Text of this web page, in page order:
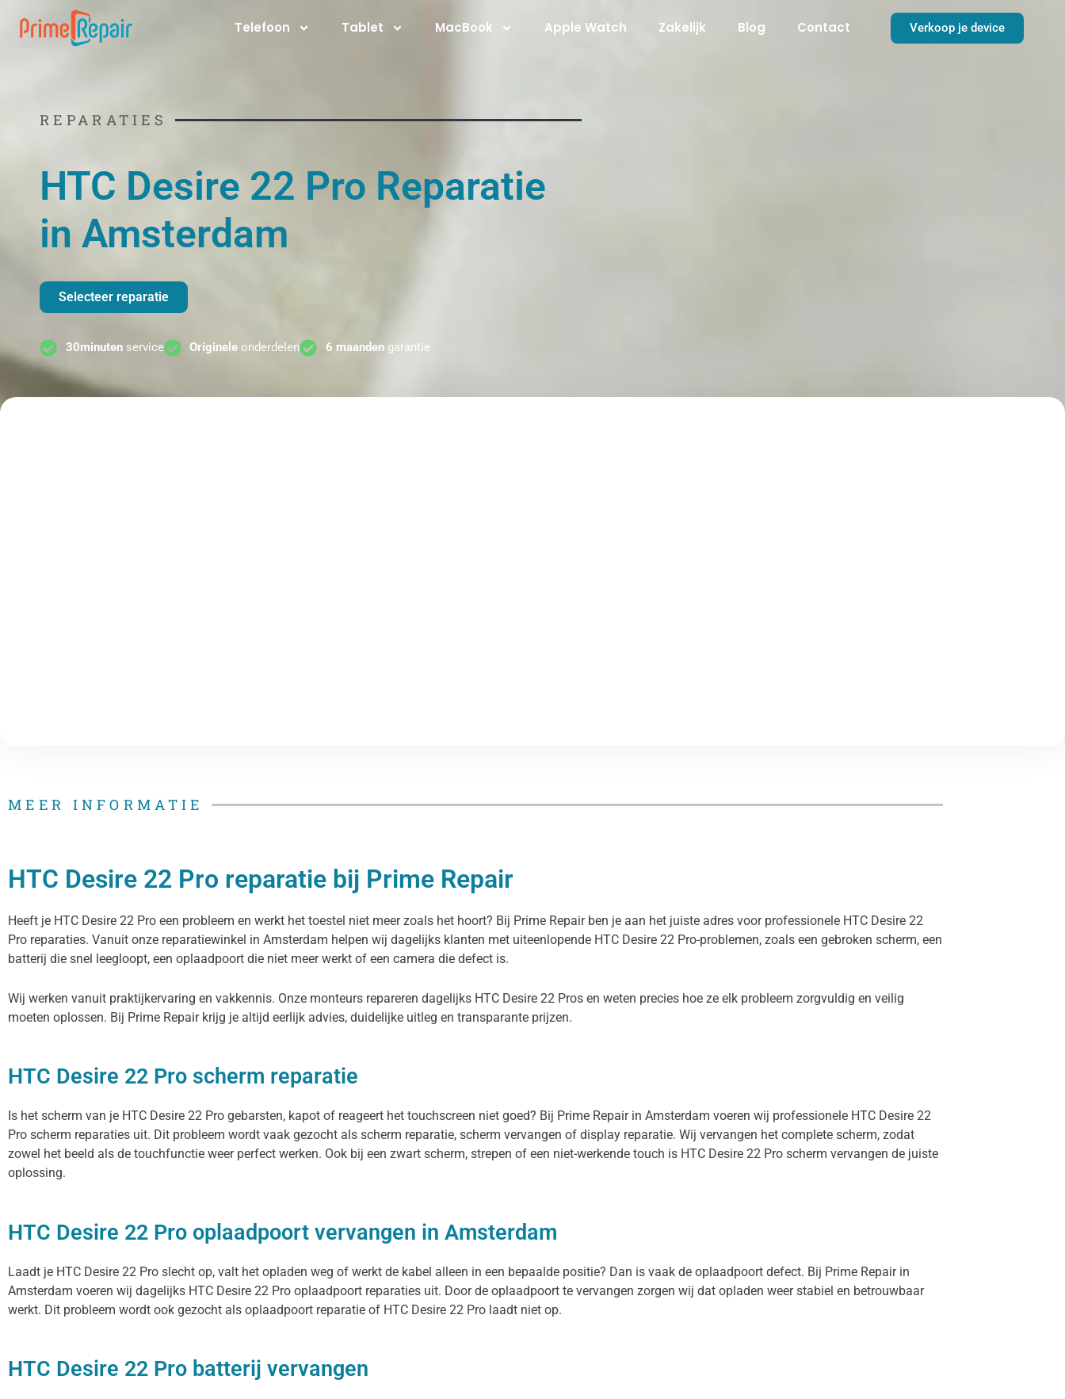
naar
Telefoon Tablet MacBook Apple Watch Zakelijk Blog Contact Verkoop je device
REPARATIES
HTC Desire 22 Pro Reparatie
in Amsterdam
Selecteer reparatie
30minutenservice Originele onderdelen 6 maandengarantie
MEER INFORMATIE
HTC Desire 22 Pro reparatie bij Prime Repair
Heeft je HTC Desire 22 Pro een probleem en werkt het toestel niet meer zoals het hoort? Bij Prime Repair ben je aan het juiste adres voor professionele HTC Desire 22
Pro reparaties. Vanuit onze reparatiewinkel in Amsterdam helpen wij dagelijks klanten met uiteenlopende HTC Desire 22 Pro-problemen, zoals een gebroken scherm, een
batterij die snel leegloopt, een oplaadpoort die niet meer werkt of een camera die defect is.
Wij werken vanuit praktijkervaring en vakkennis. Onze monteurs repareren dagelijks HTC Desire 22 Pros en weten precies hoe ze elk probleem zorgvuldig en veilig
moeten oplossen. Bij Prime Repair krijg je altijd eerlijk advies, duidelijke uitleg en transparante prijzen.
HTC Desire 22 Pro scherm reparatie
Is het scherm van je HTC Desire 22 Pro gebarsten, kapot of reageert het touchscreen niet goed? Bij Prime Repair in Amsterdam voeren wij professionele HTC Desire 22
Pro scherm reparaties uit. Dit probleem wordt vaak gezocht als scherm reparatie, scherm vervangen of display reparatie. Wij vervangen het complete scherm, zodat
zowel het beeld als de touchfunctie weer perfect werken. Ook bij een zwart scherm, strepen of een niet-werkende touch is HTC Desire 22 Pro scherm vervangen de juiste
oplossing.
HTC Desire 22 Pro oplaadpoort vervangen in Amsterdam
Laadt je HTC Desire 22 Pro slecht op, valt het opladen weg of werkt de kabel alleen in een bepaalde positie? Dan is vaak de oplaadpoort defect. Bij Prime Repair in
Amsterdam voeren wij dagelijks HTC Desire 22 Pro oplaadpoort reparaties uit. Door de oplaadpoort te vervangen zorgen wij dat opladen weer stabiel en betrouwbaar
werkt. Dit probleem wordt ook gezocht als oplaadpoort reparatie of HTC Desire 22 Pro laadt niet op.
HTC Desire 22 Pro batterij vervangen